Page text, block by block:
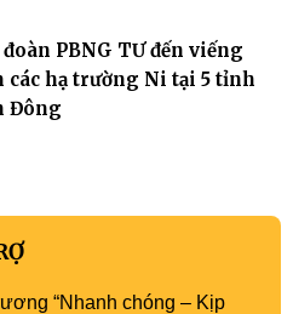
PBNG TƯ đến viếng
các hạ trường Ni tại 5 tỉnh
Đông
“Nhanh chóng – Kịp